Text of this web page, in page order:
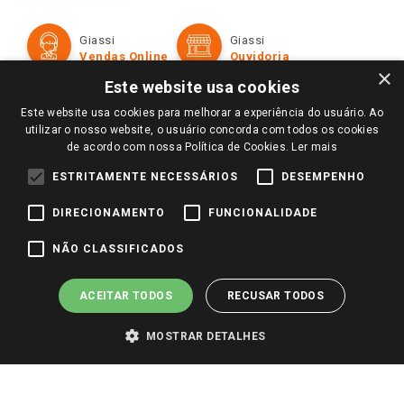
Televendas
Perguntas frequentes
Trabalhe Conosco
Identidade Visual
Formas de Pagamento
Políticas de entrega
Trocas e Devoluções
Giassi
Vendas Online
Giassi
Ouvidoria
Redes Sociais
Pagamento e Segurança
×
Este website usa cookies
Este website usa cookies para melhorar a experiência do usuário. Ao
utilizar o nosso website, o usuário concorda com todos os cookies
de acordo com nossa Política de Cookies. Ler mais
ESTRITAMENTE NECESSÁRIOS DESEMPENHO
DIRECIONAMENTO FUNCIONALIDADE
NÃO CLASSIFICADOS
ACEITAR TODOS RECUSAR TODOS
MOSTRAR DETALHES